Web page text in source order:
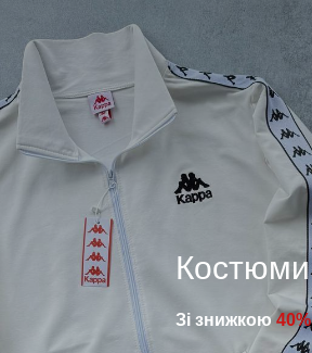
Костюми
Зі знижкою40%